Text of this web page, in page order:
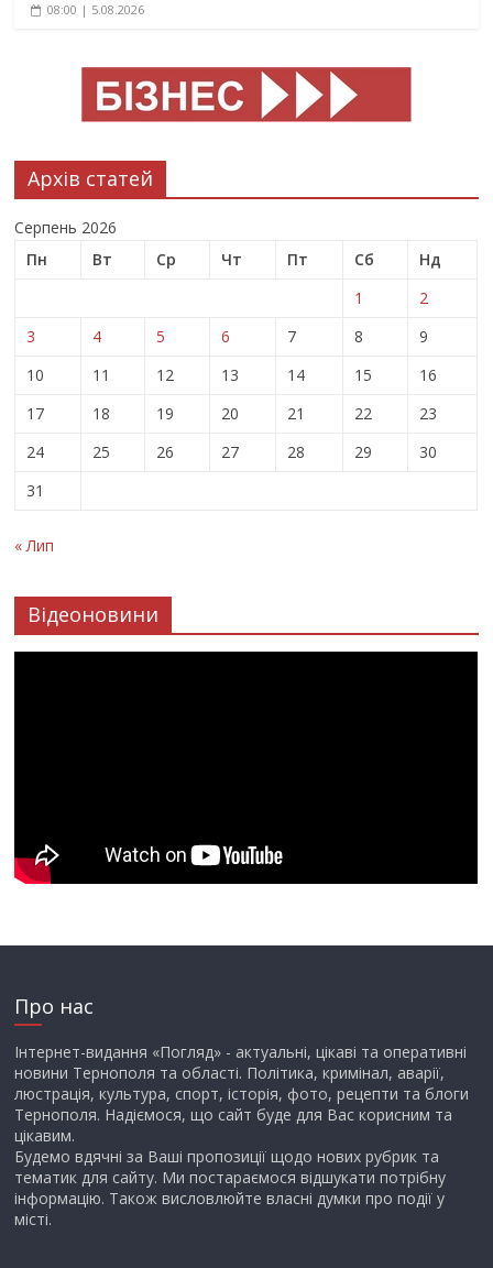
08:00 | 5.08.2026
Архів статей
Серпень 2026
Пн
Вт Ср Чт Пт Сб
Нд
1
2
3
4 5 6 7 8
9
10
11 12 13 14 15
16
17
18 19 20 21 22
23
24
25 26 27 28 29
30
31
« Лип
Відеоновини
Про нас
Інтернет-видання «Погляд» - актуальні, цікаві та оперативні
новини Тернополя та області. Політика, кримінал, аварії,
люстрація, культура, спорт, історія, фото, рецепти та блоги
Тернополя. Надіємося, що сайт буде для Вас корисним та
цікавим.
Будемо вдячні за Ваші пропозиції щодо нових рубрик та
тематик для сайту. Ми постараємося відшукати потрібну
інформацію. Також висловлюйте власні думки про події у
місті.